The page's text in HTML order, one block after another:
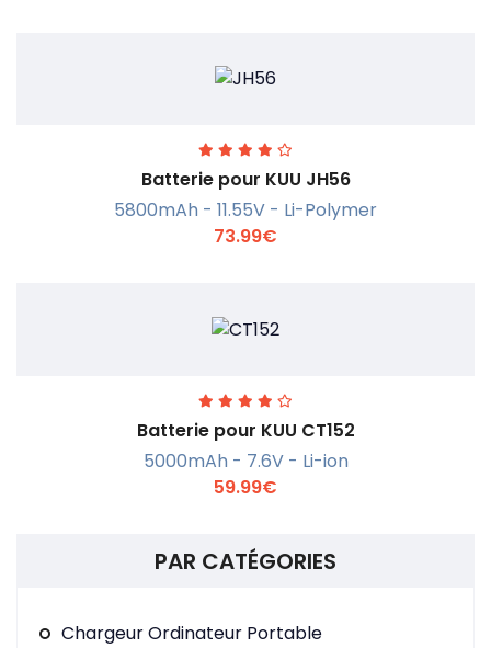
En savoir +
En savoir +
Batterie pour KUU JH56
5800mAh - 11.55V - Li-Polymer
73.99€
En savoir +
Batterie pour KUU CT152
5000mAh - 7.6V - Li-ion
59.99€
PAR CATÉGORIES
Chargeur Ordinateur Portable